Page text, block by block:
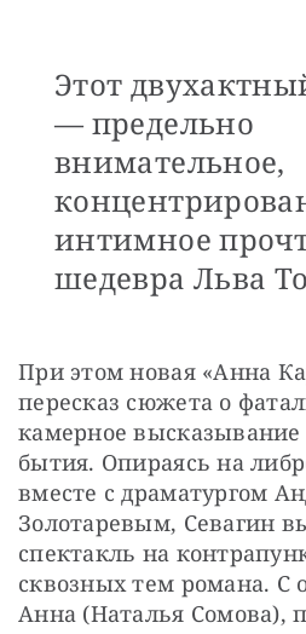
Этот
— предельно
внимательное,
интимное
шедевра Льва
При этом новая «Анна
пересказ сюжета о
камерное высказывание
бытия. Опираясь на
вместе с драматургом
Золотаревым, Севагин
спектакль на
сквозных тем романа. С
Анна (Наталья Сомова),